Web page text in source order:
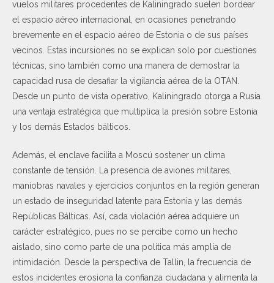
vuelos militares procedentes de Kaliningrado suelen bordear
el espacio aéreo internacional, en ocasiones penetrando
brevemente en el espacio aéreo de Estonia o de sus países
vecinos. Estas incursiones no se explican solo por cuestiones
técnicas, sino también como una manera de demostrar la
capacidad rusa de desafiar la vigilancia aérea de la OTAN.
Desde un punto de vista operativo, Kaliningrado otorga a Rusia
una ventaja estratégica que multiplica la presión sobre Estonia
y los demás Estados bálticos.
Además, el enclave facilita a Moscú sostener un clima
constante de tensión. La presencia de aviones militares,
maniobras navales y ejercicios conjuntos en la región generan
un estado de inseguridad latente para Estonia y las demás
Repúblicas Bálticas. Así, cada violación aérea adquiere un
carácter estratégico, pues no se percibe como un hecho
aislado, sino como parte de una política más amplia de
intimidación. Desde la perspectiva de Tallin, la frecuencia de
estos incidentes erosiona la confianza ciudadana y alimenta la